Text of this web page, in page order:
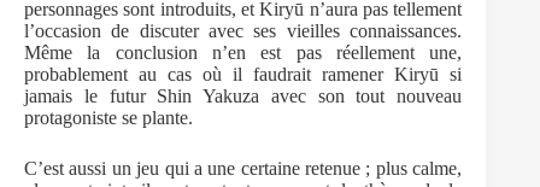
personnages sont introduits, et Kiryū n’aura pas tellement
l’occasion de discuter avec ses vieilles connaissances.
Même la conclusion n’en est pas réellement une,
probablement au cas où il faudrait ramener Kiryū si
jamais le futur Shin Yakuza avec son tout nouveau
protagoniste se plante.
C’est aussi un jeu qui a une certaine retenue ; plus calme,